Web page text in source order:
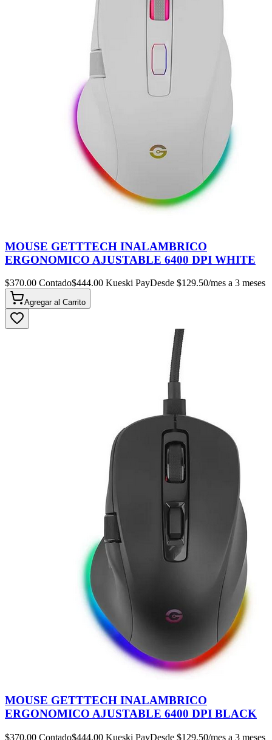
MOUSE GETTTECH INALAMBRICO
ERGONOMICO AJUSTABLE 6400 DPI WHITE
$370.00 Contado$444.00 Kueski PayDesde $129.50/mes a 3 meses
Agregar al Carrito
MOUSE GETTTECH INALAMBRICO
ERGONOMICO AJUSTABLE 6400 DPI BLACK
$370.00 Contado$444.00 Kueski PayDesde $129.50/mes a 3 meses